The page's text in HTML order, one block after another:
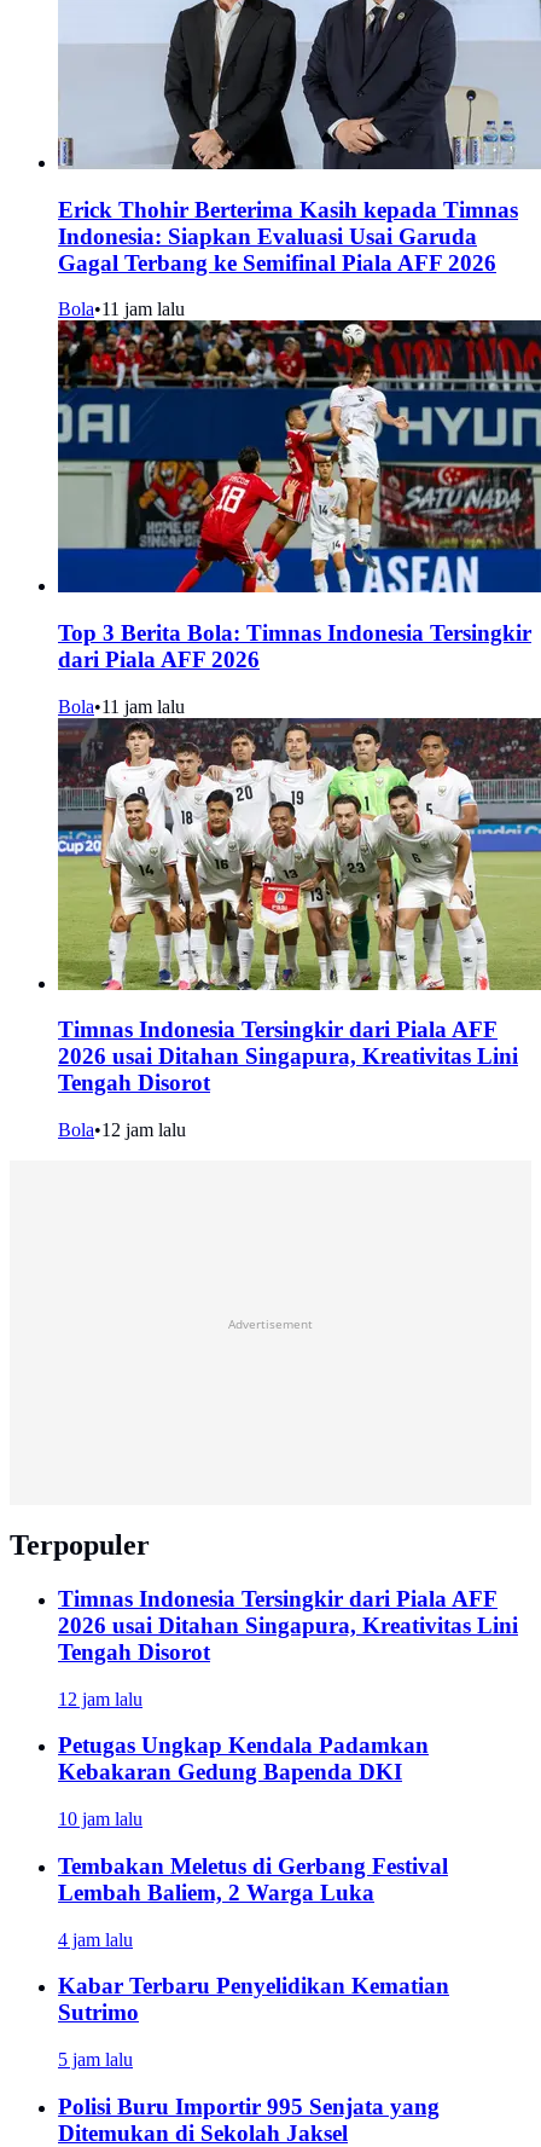
Erick Thohir Berterima Kasih kepada Timnas
Indonesia: Siapkan Evaluasi Usai Garuda
Gagal Terbang ke Semifinal Piala AFF 2026
Bola•11 jam lalu
Top 3 Berita Bola: Timnas Indonesia Tersingkir
dari Piala AFF 2026
Bola•11 jam lalu
Timnas Indonesia Tersingkir dari Piala AFF
2026 usai Ditahan Singapura, Kreativitas Lini
Tengah Disorot
Bola•12 jam lalu
Advertisement
Terpopuler
Timnas Indonesia Tersingkir dari Piala AFF
2026 usai Ditahan Singapura, Kreativitas Lini
Tengah Disorot
12 jam lalu
Petugas Ungkap Kendala Padamkan
Kebakaran Gedung Bapenda DKI
10 jam lalu
Tembakan Meletus di Gerbang Festival
Lembah Baliem, 2 Warga Luka
4 jam lalu
Kabar Terbaru Penyelidikan Kematian
Sutrimo
5 jam lalu
Polisi Buru Importir 995 Senjata yang
Ditemukan di Sekolah Jaksel